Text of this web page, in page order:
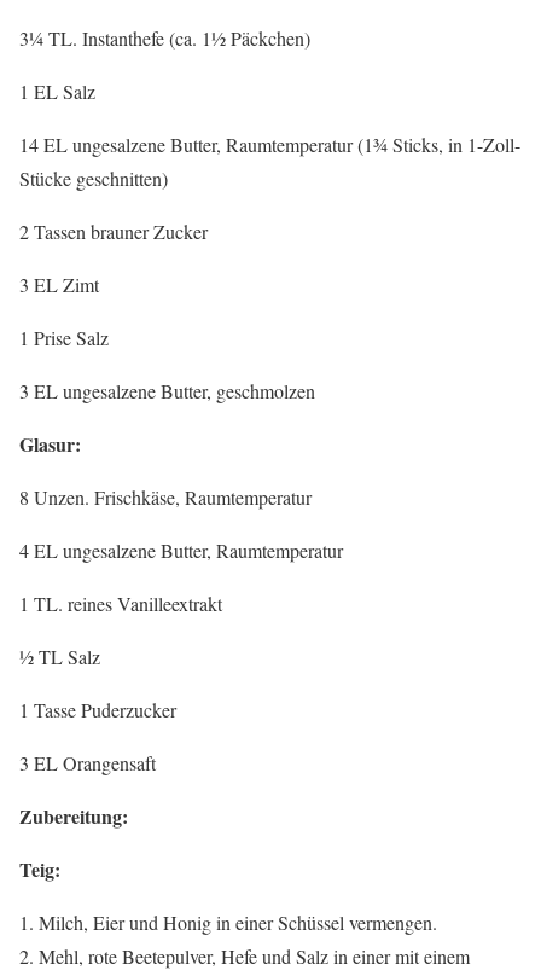
3¼ TL. Instanthefe (ca. 1½ Päckchen)
1 EL Salz
14 EL ungesalzene Butter, Raumtemperatur (1¾ Sticks, in 1-Zoll-
Stücke geschnitten)
2 Tassen brauner Zucker
3 EL Zimt
1 Prise Salz
3 EL ungesalzene Butter, geschmolzen
Glasur:
8 Unzen. Frischkäse, Raumtemperatur
4 EL ungesalzene Butter, Raumtemperatur
1 TL. reines Vanilleextrakt
½ TL Salz
1 Tasse Puderzucker
3 EL Orangensaft
Zubereitung:
Teig:
Milch, Eier und Honig in einer Schüssel vermengen.
Mehl, rote Beetepulver, Hefe und Salz in einer mit einem